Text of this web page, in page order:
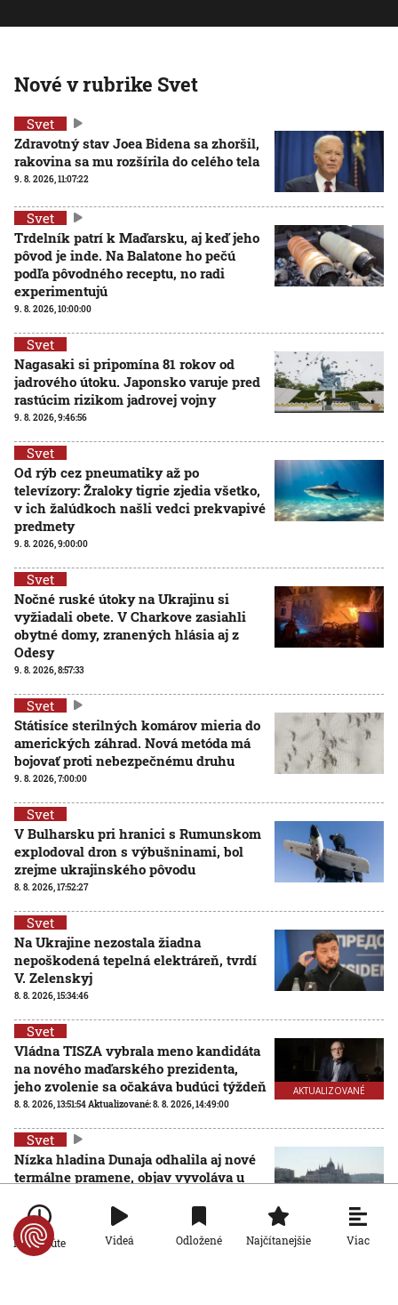
Nové v rubrike Svet
Svet
Zdravotný stav Joea Bidena sa zhoršil,
rakovina sa mu rozšírila do celého tela
9. 8. 2026, 11:07:22
Svet
Trdelník patrí k Maďarsku, aj keď jeho
pôvod je inde. Na Balatone ho pečú
podľa pôvodného receptu, no radi
experimentujú
9. 8. 2026, 10:00:00
Svet
Nagasaki si pripomína 81 rokov od
jadrového útoku. Japonsko varuje pred
rastúcim rizikom jadrovej vojny
9. 8. 2026, 9:46:56
Svet
Od rýb cez pneumatiky až po
televízory: Žraloky tigrie zjedia všetko,
v ich žalúdkoch našli vedci prekvapivé
predmety
9. 8. 2026, 9:00:00
Svet
Nočné ruské útoky na Ukrajinu si
vyžiadali obete. V Charkove zasiahli
obytné domy, zranených hlásia aj z
Odesy
9. 8. 2026, 8:57:33
Svet
Státisíce sterilných komárov mieria do
amerických záhrad. Nová metóda má
bojovať proti nebezpečnému druhu
9. 8. 2026, 7:00:00
Svet
V Bulharsku pri hranici s Rumunskom
explodoval dron s výbušninami, bol
zrejme ukrajinského pôvodu
8. 8. 2026, 17:52:27
Svet
Na Ukrajine nezostala žiadna
nepoškodená tepelná elektráreň, tvrdí
V. Zelenskyj
8. 8. 2026, 15:34:46
AKTUALIZOVANÉ
Svet
Vládna TISZA vybrala meno kandidáta
na nového maďarského prezidenta,
jeho zvolenie sa očakáva budúci týždeň
8. 8. 2026, 13:51:54Aktualizované:8. 8. 2026, 14:49:00
Svet
Nízka hladina Dunaja odhalila aj nové
termálne pramene, objav vyvoláva u
8. 8. 2026, 11:30:31
Po minúte Videá Odložené Najčítanejšie Viac